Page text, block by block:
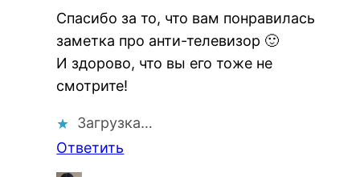
Спасибо за то, что вам понравилась
заметка про анти-телевизор 🙂
И здорово, что вы его тоже не
смотрите!
Загрузка…
Ответить